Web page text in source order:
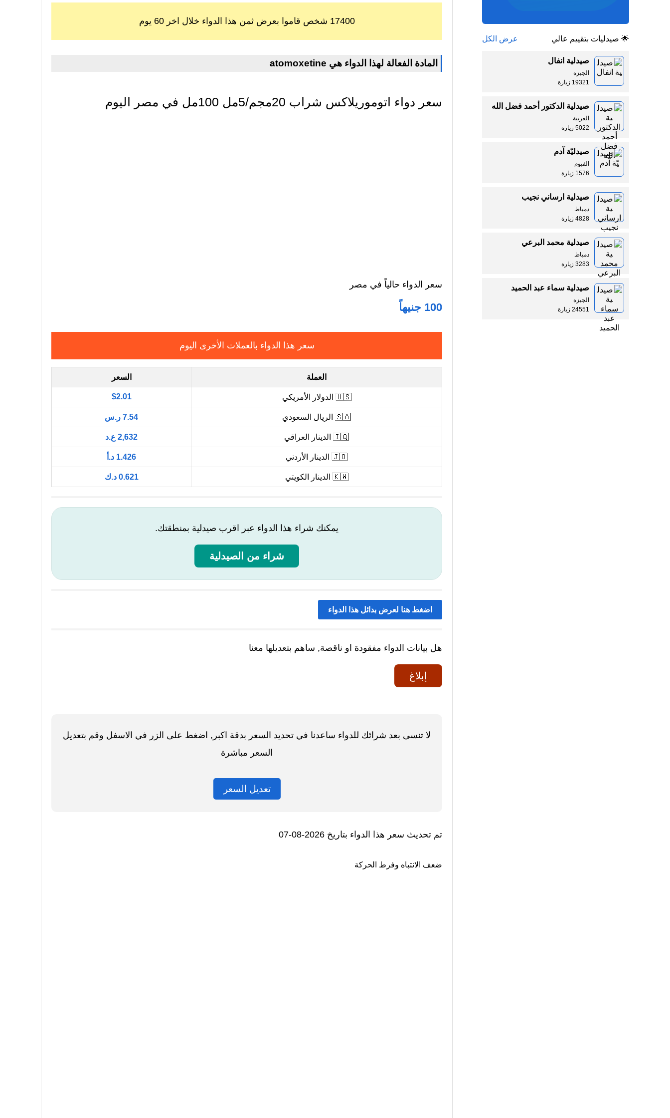
17400 شخص قاموا بعرض ثمن هذا الدواء خلال اخر 60 يوم
atomoxetine المادة الفعالة لهذا الدواء هي
سعر دواء اتوموريلاكس شراب 20مجم/5مل 100مل في مصر اليوم
سعر الدواء حالياً في مصر
100 جنيهاً
سعر هذا الدواء بالعملات الأخرى اليوم
العملة السعر
🇺🇸 الدولار الأمريكي $2.01
🇸🇦 الريال السعودي 7.54 ر.س
🇮🇶 الدينار العراقي 2,632 ع.د
🇯🇴 الدينار الأردني 1.426 د.أ
🇰🇼 الدينار الكويتي 0.621 د.ك
يمكنك شراء هذا الدواء عبر اقرب صيدلية بمنطقتك.
شراء من الصيدلية
اضغط هنا لعرض بدائل هذا الدواء
هل بيانات الدواء مفقودة او ناقصة, ساهم بتعديلها معنا
إبلاغ
لا تنسى بعد شرائك للدواء ساعدنا في تحديد السعر بدقة اكبر, اضغط على الزر في الاسفل وقم بتعديل
السعر مباشرة
تعديل السعر
تم تحديث سعر هذا الدواء بتاريخ 2026-08-07
ضعف الانتباه وفرط الحركة
🌟 صيدليات بتقييم عالي عرض الكل
صيدلية انفال
الجيزة
19321 زيارة
صيدلية الدكتور أحمد فضل الله
الغربية
5022 زيارة
صيدليّة آدم
الفيوم
1576 زيارة
صيدلية ارساني نجيب
دمياط
4828 زيارة
صيدلية محمد البرعي
دمياط
3283 زيارة
صيدلية سماء عبد الحميد
الجيزة
24551 زيارة